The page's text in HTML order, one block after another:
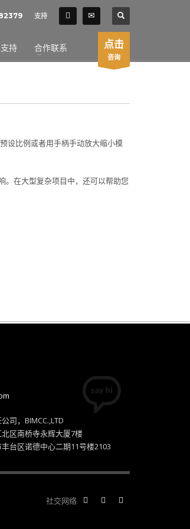
HOURS
5:00PM
by appointment only!
支持
持 合作联系 点击
咨询
设比例或者用手柄手动放大缩小模
。在大型复杂项目中，还可以帮助您
司，BIMCC.,LTD
区南桥寺永辉大厦7楼
台区诺德中心二期11号楼2103
社交网络